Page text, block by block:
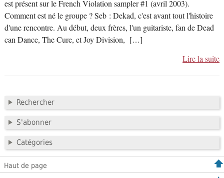
est présent sur le French Violation sampler #1 (avril 2003).
Comment est né le groupe ? Seb : Dekad, c'est avant tout l'histoire
d'une rencontre. Au début, deux frères, l'un guitariste, fan de Dead
can Dance, The Cure, et Joy Division, […]
Lire la suite
Rechercher
S'abonner
Catégories
Haut de page